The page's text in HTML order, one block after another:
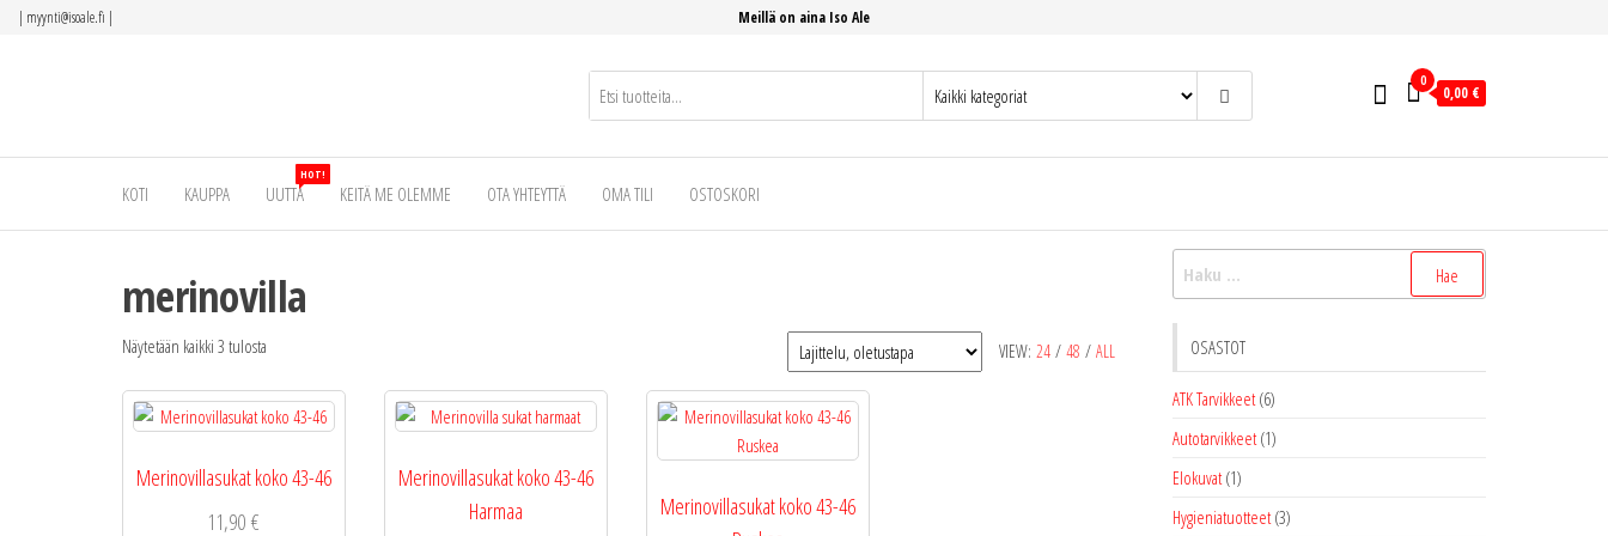
Siirry
| myynti@isoale.fi | Meillä on aina Iso Ale
0
0,00 €
KOTI KAUPPA UUTTA
HOT!
KEITÄ ME OLEMME OTA YHTEYTTÄ OMA TILI OSTOSKORI
merinovilla
VIEW: 24 / 48 / ALL
Näytetään kaikki 3 tulosta
Merinovillasukat koko 43-46
11,90€
Merinovillasukat koko 43-46
Harmaa
Merinovillasukat koko 43-46
Haku:
OSASTOT
ATK Tarvikkeet (6)
Autotarvikkeet (1)
Elokuvat (1)
Hygieniatuotteet (3)